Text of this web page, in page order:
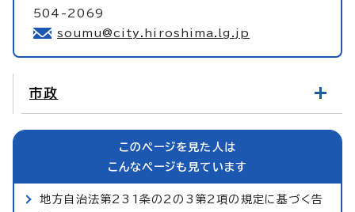
504-2069
soumu@city.hiroshima.lg.jp
市政
このページを見た人は
こんなページも見ています
地方自治法第231条の2の3第2項の規定に基づく告